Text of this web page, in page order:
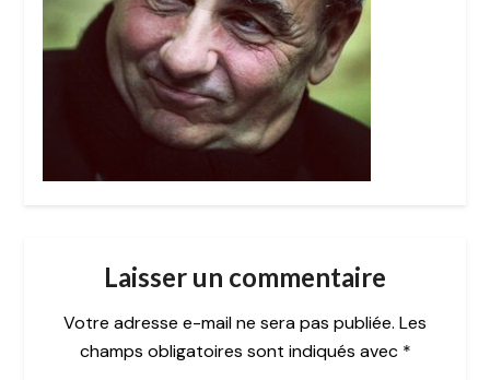
Laisser un commentaire
Votre adresse e-mail ne sera pas publiée. Les
champs obligatoires sont indiqués avec *